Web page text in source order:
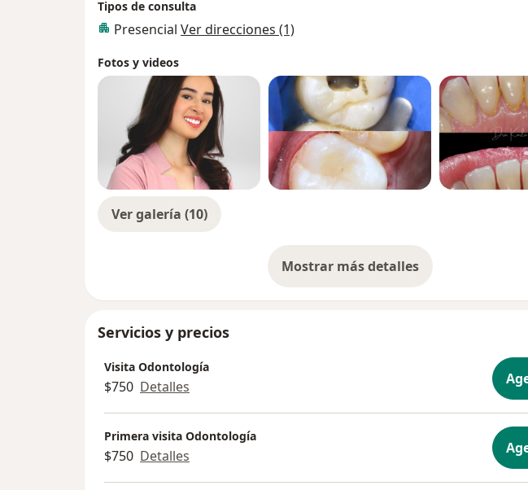
Tipos de consulta
Presencial Ver direcciones (1)
Fotos y videos
Ver galería (10)
Mostrar más detalles
sobre la experiencia
Servicios y precios
Visita Odontología
$750 Detalles
Primera visita Odontología
$750 Detalles